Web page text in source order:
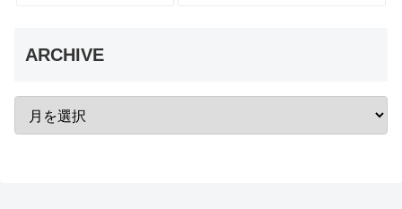
ARCHIVE